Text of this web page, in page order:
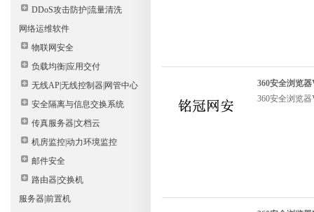
DDoS攻击防护|流量清洗
网络运维软件
物联网安全
负载均衡|应用交付
无线AP|无线控制器|网管中心
安全隔离与信息交换系统
传真服务器|文档云
机房监控|动力环境监控
邮件安全
路由器|交换机
服务器|前置机
360安全浏览
360安全浏览